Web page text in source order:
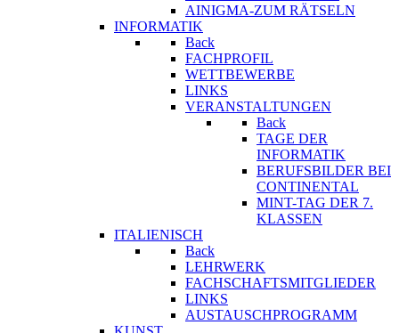
AINIGMA-ZUM RÄTSELN
INFORMATIK
Back
FACHPROFIL
WETTBEWERBE
LINKS
VERANSTALTUNGEN
Back
TAGE DER
INFORMATIK
BERUFSBILDER BEI
CONTINENTAL
MINT-TAG DER 7.
KLASSEN
ITALIENISCH
Back
LEHRWERK
FACHSCHAFTSMITGLIEDER
LINKS
AUSTAUSCHPROGRAMM